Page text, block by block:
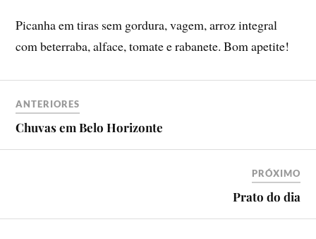
Picanha em tiras sem gordura, vagem, arroz integral
com beterraba, alface, tomate e rabanete. Bom apetite!
ANTERIORES
Chuvas em Belo Horizonte
PRÓXIMO
Prato do dia